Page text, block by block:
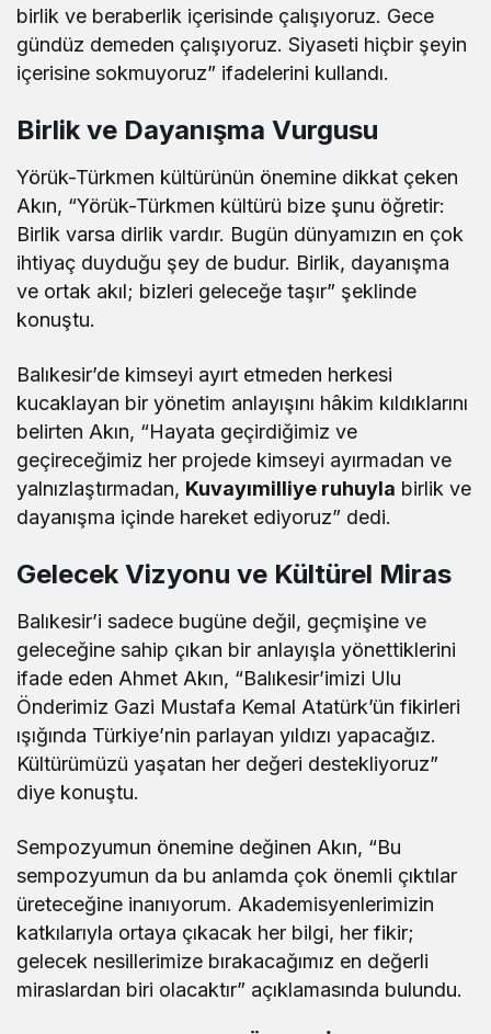
birlik ve beraberlik içerisinde çalışıyoruz. Gece
gündüz demeden çalışıyoruz. Siyaseti hiçbir şeyin
içerisine sokmuyoruz” ifadelerini kullandı.
Birlik ve Dayanışma Vurgusu
Yörük-Türkmen kültürünün önemine dikkat çeken
Akın, “Yörük-Türkmen kültürü bize şunu öğretir:
Birlik varsa dirlik vardır. Bugün dünyamızın en çok
ihtiyaç duyduğu şey de budur. Birlik, dayanışma
ve ortak akıl; bizleri geleceğe taşır” şeklinde
konuştu.
Balıkesir’de kimseyi ayırt etmeden herkesi
kucaklayan bir yönetim anlayışını hâkim kıldıklarını
belirten Akın, “Hayata geçirdiğimiz ve
geçireceğimiz her projede kimseyi ayırmadan ve
yalnızlaştırmadan, Kuvayımilliye ruhuyla birlik ve
dayanışma içinde hareket ediyoruz” dedi.
Gelecek Vizyonu ve Kültürel Miras
Balıkesir’i sadece bugüne değil, geçmişine ve
geleceğine sahip çıkan bir anlayışla yönettiklerini
ifade eden Ahmet Akın, “Balıkesir’imizi Ulu
Önderimiz Gazi Mustafa Kemal Atatürk’ün fikirleri
ışığında Türkiye’nin parlayan yıldızı yapacağız.
Kültürümüzü yaşatan her değeri destekliyoruz”
diye konuştu.
Sempozyumun önemine değinen Akın, “Bu
sempozyumun da bu anlamda çok önemli çıktılar
üreteceğine inanıyorum. Akademisyenlerimizin
katkılarıyla ortaya çıkacak her bilgi, her fikir;
gelecek nesillerimize bırakacağımız en değerli
miraslardan biri olacaktır” açıklamasında bulundu.